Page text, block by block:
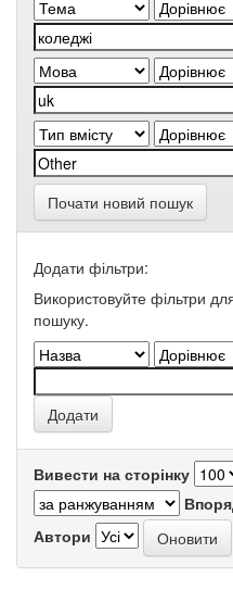
Почати новий пошук
Додати фільтри:
Використовуйте фільтри
пошуку.
Вивести на сторінку
Автори